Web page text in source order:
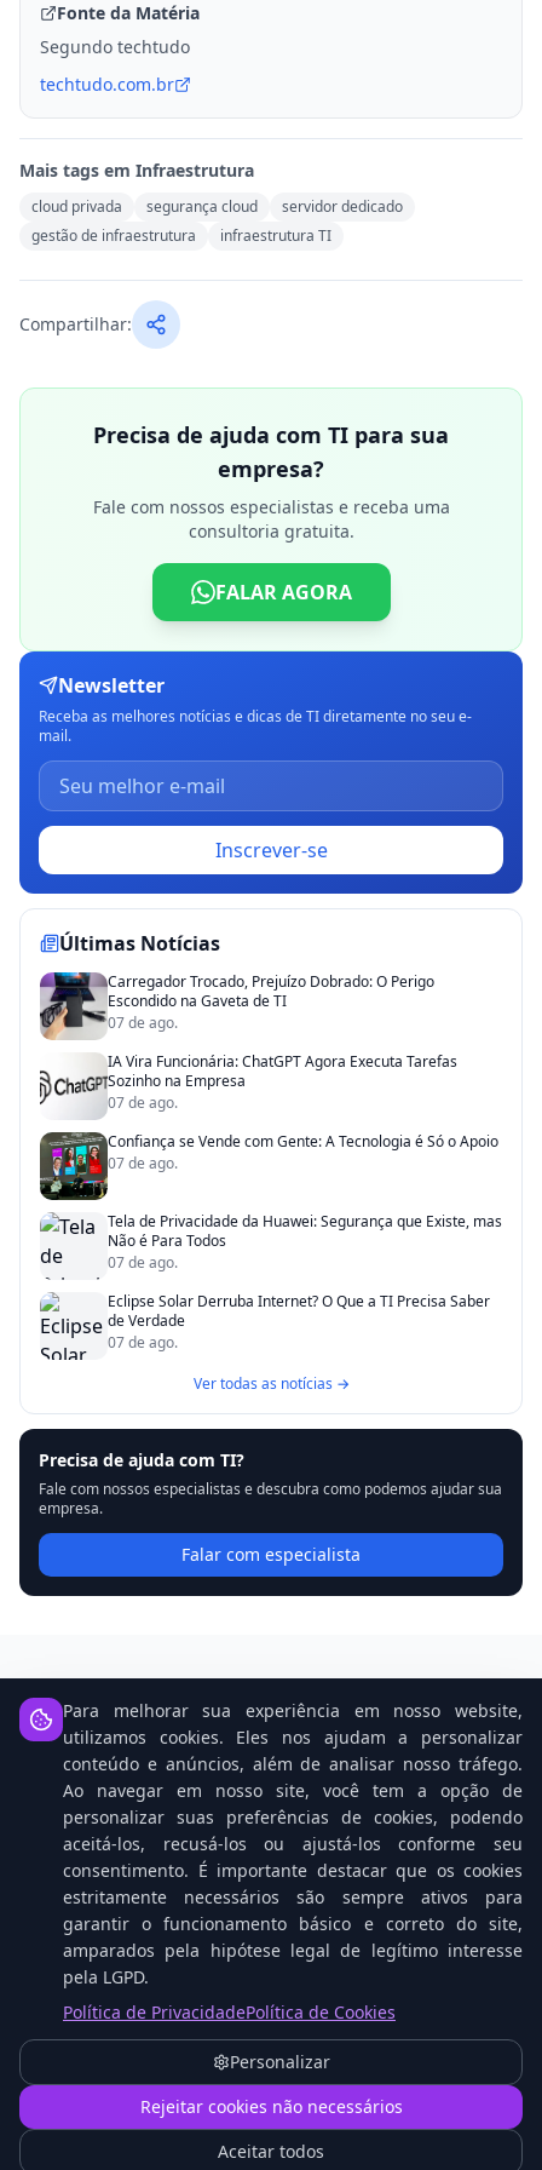
Fonte da Matéria
Segundo techtudo
techtudo.com.br
Mais tags em Infraestrutura
cloud privada segurança cloud
servidor dedicado
gestão de infraestrutura
infraestrutura TI
Compartilhar:
Precisa de ajuda com TI para sua
empresa?
Fale com nossos especialistas e receba uma
consultoria gratuita.
FALAR AGORA
Newsletter
Receba as melhores notícias e dicas de TI diretamente no seu e-
mail.
Inscrever-se
Últimas Notícias
Carregador Trocado, Prejuízo Dobrado: O Perigo
Escondido na Gaveta de TI
07 de ago.
IA Vira Funcionária: ChatGPT Agora Executa Tarefas
Sozinho na Empresa
07 de ago.
Confiança se Vende com Gente: A Tecnologia é Só o Apoio
07 de ago.
Tela de Privacidade da Huawei: Segurança que Existe, mas
Não é Para Todos
07 de ago.
Eclipse Solar Derruba Internet? O Que a TI Precisa Saber
de Verdade
07 de ago.
Ver todas as notícias →
Precisa de ajuda com TI?
Fale com nossos especialistas e descubra como podemos ajudar sua
empresa.
Falar com especialista
Notícias Relacionadas
O que é Proxmox VE e Como Funciona na
Prática
1
Para melhorar sua experiência em nosso website,
utilizamos cookies. Eles nos ajudam a personalizar
conteúdo e anúncios, além de analisar nosso tráfego.
Ao navegar em nosso site, você tem a opção de
personalizar suas preferências de cookies, podendo
aceitá-los, recusá-los ou ajustá-los conforme seu
consentimento. É importante destacar que os cookies
estritamente necessários são sempre ativos para
garantir o funcionamento básico e correto do site,
amparados pela hipótese legal de legítimo interesse
pela LGPD.
Política de PrivacidadePolítica de Cookies
Personalizar
Rejeitar cookies não necessários
Aceitar todos